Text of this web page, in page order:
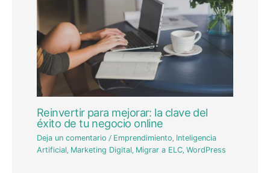
Reinvertir para mejorar: la clave del
éxito de tu negocio online
Deja un comentario / Emprendimiento Inteligencia
Artificial Marketing Digital Migrar a ELC ,WordPress